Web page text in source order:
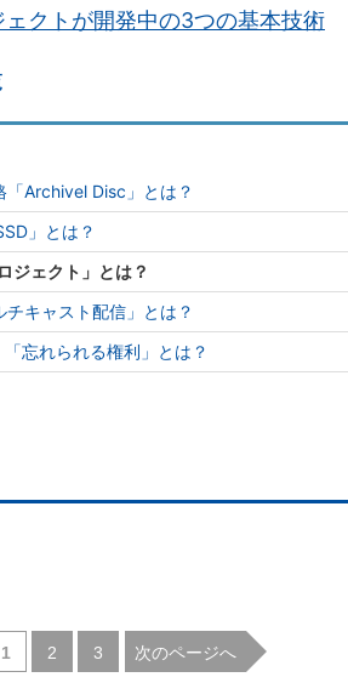
ェクトが開発中の3つの基本技術
Archivel Disc」とは？
」とは？
ジェクト」とは？
キャスト配信」とは？
忘れられる権利」とは？
1 2 3 次のページへ